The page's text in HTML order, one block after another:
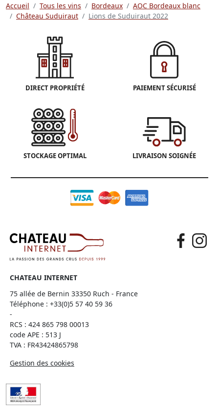
Accueil Tous les vins Bordeaux
AOC Bordeaux blanc
Château Suduiraut
Lions de Suduiraut 2022
DIRECT PROPRIÉTÉ PAIEMENT SÉCURISÉ
STOCKAGE OPTIMAL LIVRAISON SOIGNÉE
CHATEAU INTERNET
75 allée de Bernin 33350 Ruch - France
Téléphone : +33(0)5 57 40 59 36
-
RCS : 424 865 798 00013
code APE : 513 J
TVA : FR43424865798
Gestion des cookies